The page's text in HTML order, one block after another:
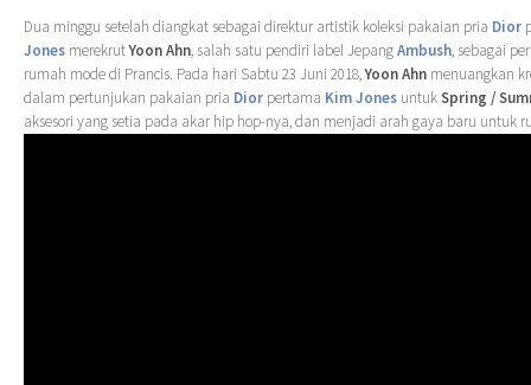
Dua minggu setelah diangkat sebagai direktur artistik koleksi pakaian pria Dior
Jones merekrutYoon Ahn, salah satu pendiri label JepangAmbush, sebagai
rumah mode di Prancis. Pada hari Sabtu 23 Juni 2018,Yoon Ahn menuangkan
dalam pertunjukan pakaian pria Dior pertama Kim Jones untukSpring /
aksesori yang setia pada akar hip hop-nya, dan menjadi arah gaya baru untuk